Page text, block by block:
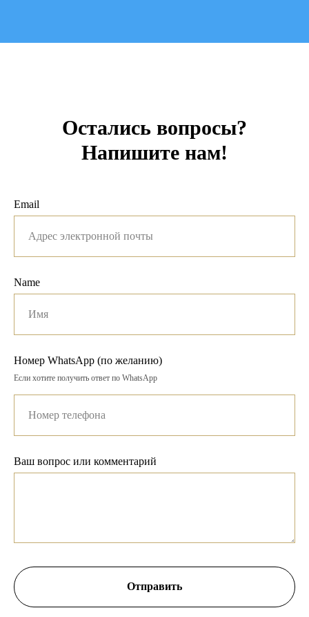
Остались вопросы?
Напишите нам!
Email
Name
Номер WhatsApp (по желанию)
Если хотите получить ответ по WhatsApp
Ваш вопрос или комментарий
Отправить